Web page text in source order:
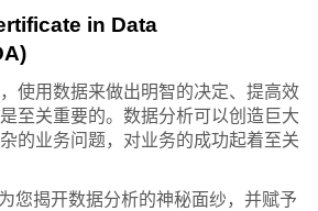
in Data
使用数据来做出明智的决定、提高效
至关重要的。数据分析可以创造巨大
的业务问题，对业务的成功起着至关
您揭开数据分析的神秘面纱，并赋予